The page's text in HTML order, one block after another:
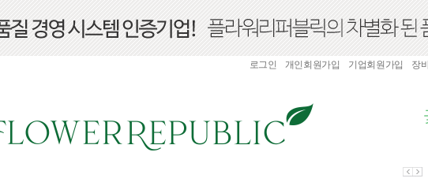
로그인 개인회원가입 기업회원가입 장